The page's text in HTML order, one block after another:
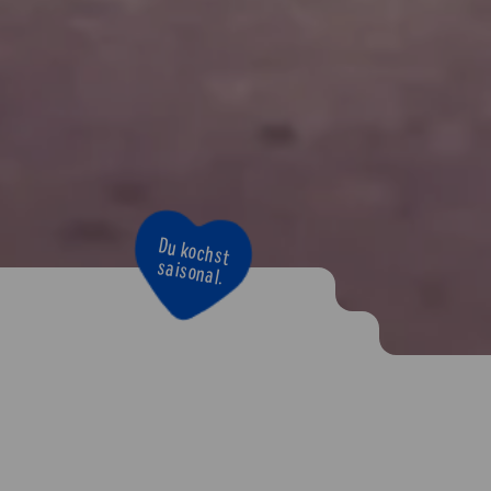
Du kochst
saisonal.